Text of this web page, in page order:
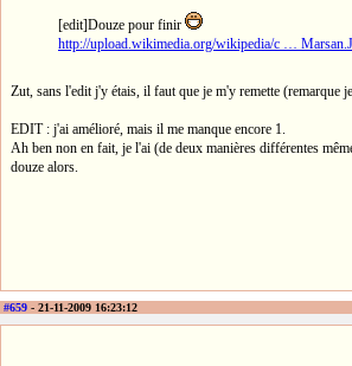
[edit]Douze pour finir
http://upload.wikimedia.org/wikipedia/c …
Zut, sans l'edit j'y étais, il faut que je m'y remette (remarque
EDIT : j'ai amélioré, mais il me manque encore 1.
Ah ben non en fait, je l'ai (de deux manières différentes
douze alors.
#659 - 21-11-2009 16:23:12